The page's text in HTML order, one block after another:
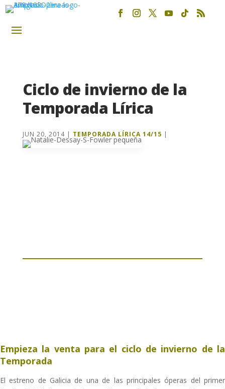
Ciclo de invierno de la
Temporada Lírica
JUN 20, 2014| TEMPORADA LÍRICA 14/15 |
Empieza la venta para el ciclo de invierno de la
Temporada
El estreno de Galicia de una de las principales óperas del primer